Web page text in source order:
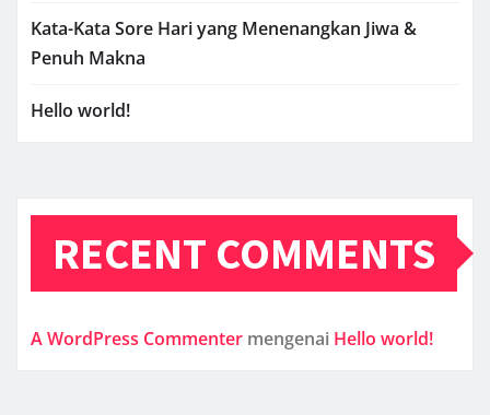
Kata-Kata Sore Hari yang Menenangkan Jiwa &
Penuh Makna
Hello world!
RECENT COMMENTS
A WordPress Commenter mengenai Hello world!